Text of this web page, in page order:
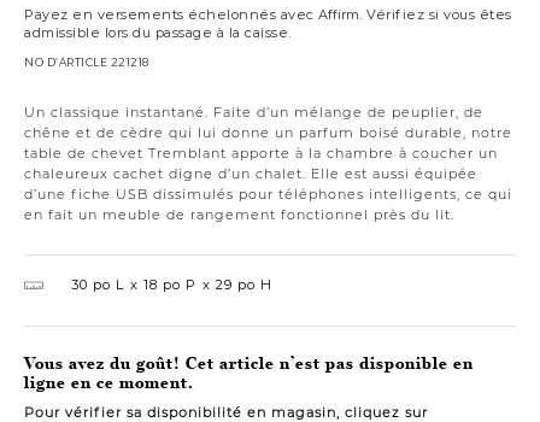
Payez en versements échelonnés avec Affirm. Vérifiez si vous êtes
admissible lors du passage à la caisse.
NO D’ARTICLE 221218
Un classique instantané. Faite d’un mélange de peuplier, de
chêne et de cèdre qui lui donne un parfum boisé durable, notre
table de chevet Tremblant apporte à la chambre à coucher un
chaleureux cachet digne d’un chalet. Elle est aussi équipée
d’une fiche USB dissimulés pour téléphones intelligents, ce qui
en fait un meuble de rangement fonctionnel près du lit.
30 po L 18 po P 29 po H
Vous avez du goût! Cet article n’est pas disponible en
ligne en ce moment.
Pour vérifier sa disponibilité en magasin, cliquez sur